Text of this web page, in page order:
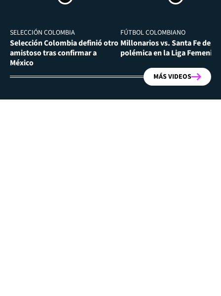
SELECCIÓN COLOMBIA
Selección Colombia definió otro
amistoso tras confirmar a
México
FÚTBOL COLOMBIANO
Millonarios vs. Santa Fe
polémica en la Liga Femenina
MÁS VIDEOS